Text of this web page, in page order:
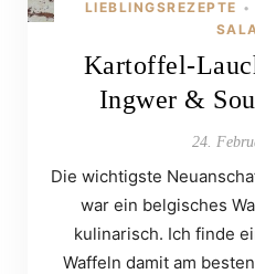
LIEBLINGSREZEPTE •
Kartoffel-
Ingwer &
24.
Die wichtigste
war ein belgisches
kulinarisch. Ich finde
Waffeln damit am